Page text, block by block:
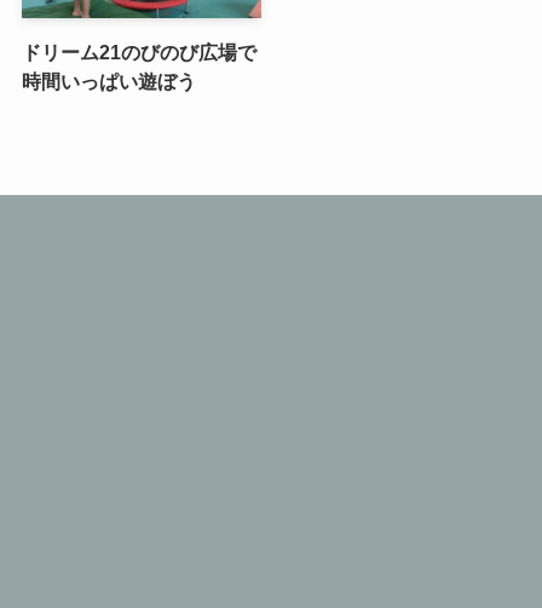
ドリーム21のびのび広場で
時間いっぱい遊ぼう